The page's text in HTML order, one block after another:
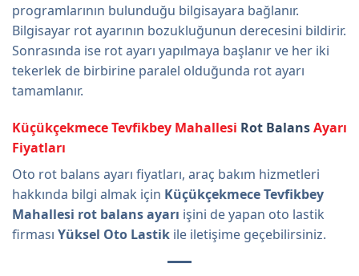
programlarının bulunduğu bilgisayara bağlanır.
Bilgisayar rot ayarının bozukluğunun derecesini bildirir.
Sonrasında ise rot ayarı yapılmaya başlanır ve her iki
tekerlek de birbirine paralel olduğunda rot ayarı
tamamlanır.
Küçükçekmece Tevfikbey Mahallesi Rot BalansAyarı
Fiyatları
Oto rot balans ayarı fiyatları, araç bakım hizmetleri
hakkında bilgi almak için Küçükçekmece Tevfikbey
Mahallesi rot balans ayarı işini de yapan oto lastik
firması Yüksel Oto Lastik ile iletişime geçebilirsiniz.